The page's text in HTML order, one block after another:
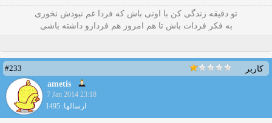
تو دقیقه زندگی کن با اونی باش که فردا غم نبودش نخوری
به فکر فردات باش تا هم امروز هم فردارو داشته باشی
کاربر
#233
ametis
7 Jan 2014 23:18
ارسالها: 1495